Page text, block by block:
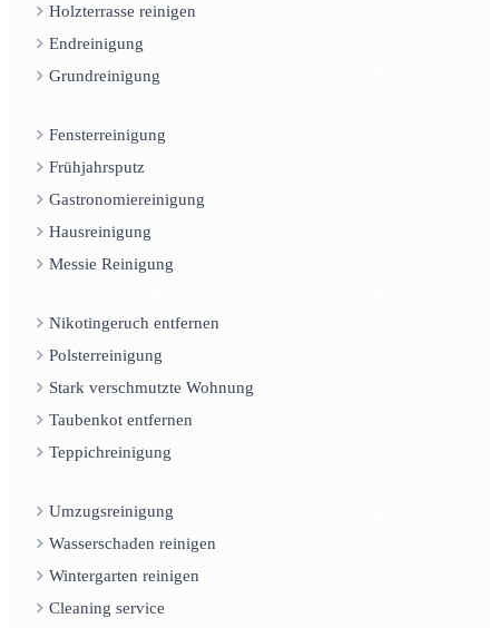
Holzterrasse reinigen
Endreinigung
Grundreinigung
Fensterreinigung
Frühjahrsputz
Gastronomiereinigung
Hausreinigung
Messie Reinigung
Nikotingeruch entfernen
Polsterreinigung
Stark verschmutzte Wohnung
Taubenkot entfernen
Teppichreinigung
Umzugsreinigung
Wasserschaden reinigen
Wintergarten reinigen
Cleaning service